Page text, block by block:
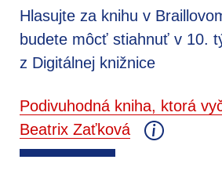
Hlasujte za knihu v
budete môcť stiahnuť v 10.
z Digitálnej knižnice
Podivuhodná kniha, ktorá
Beatrix Zaťková